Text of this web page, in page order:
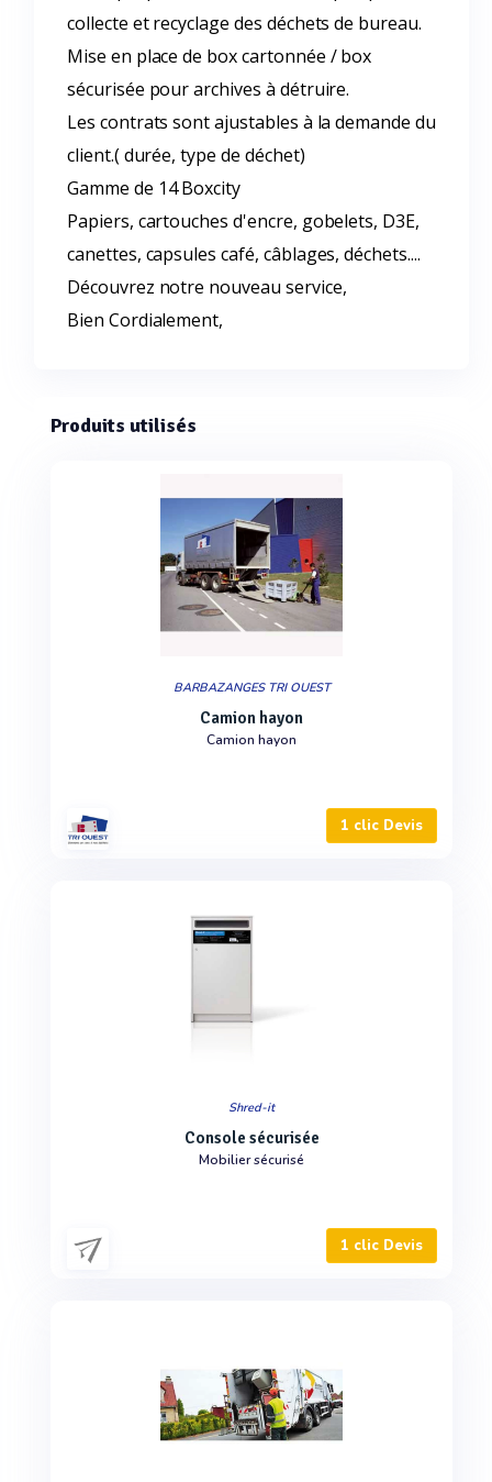
collecte et recyclage des déchets de bureau.
Mise en place de box cartonnée / box
sécurisée pour archives à détruire.
Les contrats sont ajustables à la demande du
client.( durée, type de déchet)
Gamme de 14 Boxcity
Papiers, cartouches d'encre, gobelets, D3E,
canettes, capsules café, câblages, déchets....
Découvrez notre nouveau service,
Bien Cordialement,
Produits utilisés
BARBAZANGES TRI OUEST
Camion hayon
Camion hayon
1 clic Devis
Shred-it
Console sécurisée
Mobilier sécurisé
1 clic Devis